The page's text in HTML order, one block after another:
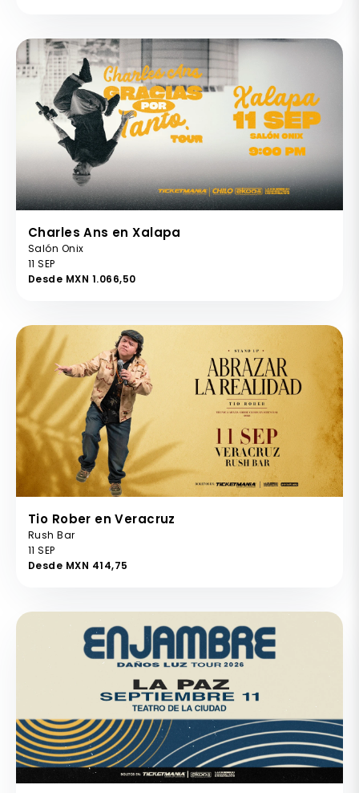
Charles Ans en Xalapa
Salón Onix
11 SEP
Desde MXN 1.066,50
Tio Rober en Veracruz
Rush Bar
11 SEP
Desde MXN 414,75